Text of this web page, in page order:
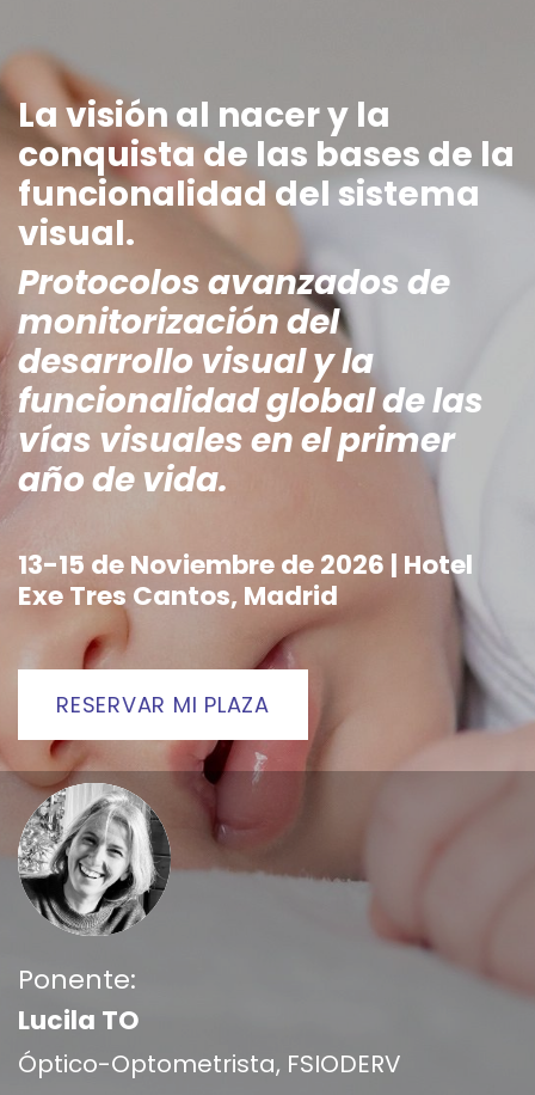
La visión al nacer y la
conquista de las bases de la
funcionalidad del sistema
visual.
Protocolos avanzados de
monitorización del
desarrollo visual y la
funcionalidad global de las
vías visuales en el primer
año de vida.
13-15 de Noviembre de 2026 | Hotel
Exe Tres Cantos, Madrid
RESERVAR MI PLAZA
Ponente:
Lucila TO
Óptico-Optometrista, FSIODERV